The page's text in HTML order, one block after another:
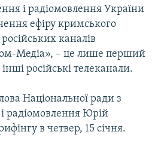
і радіомовлення України
ефіру кримського
каналів
Медіа», – це лише перший
російські телеканали.
Національної ради з
радіомовлення Юрій
в четвер, 15 січня.